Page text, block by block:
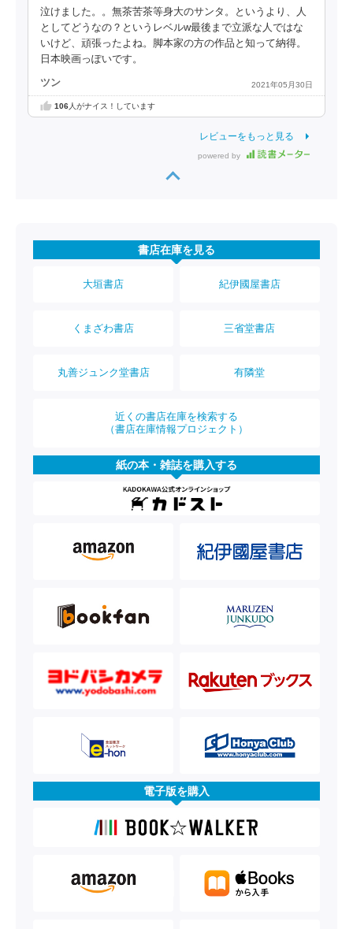
泣けました。。無茶苦茶等身大のサンタ。というより、人
としてどうなの？というレベルw最後まで立派な人ではな
いけど、頑張ったよね。脚本家の方の作品と知って納得。
日本映画っぽいです。
ツン 2021年05月30日
106人がナイス！しています
レビューをもっと見る
powered by
書店在庫を見る
大垣書店 紀伊國屋書店
くまざわ書店 三省堂書店
丸善ジュンク堂書店 有隣堂
近くの書店在庫を検索する
（書店在庫情報プロジェクト）
紙の本・雑誌を購入する
電子版を購入